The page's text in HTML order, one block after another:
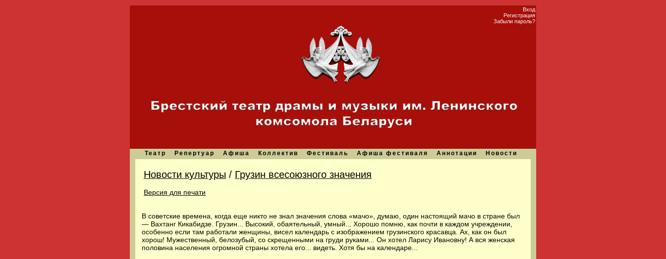
Вход
Регистрация
Забыли пароль?
Театр Репертуар Афиша Коллектив Фестиваль Афиша фестиваля Аннотации Новости
Новости культуры / Грузин всесоюзного значения
Версия для печати
В советские времена, когда еще никто не знал значения слова «мачо», думаю, один настоящий мачо в стране был
— Вахтанг Кикабидзе. Грузин... Высокий, обаятельный, умный... Хорошо помню, как почти в каждом учреждении,
особенно если там работали женщины, висел календарь с изображением грузинского красавца. Ах, как он был
хорош! Мужественный, белозубый, со скрещенными на груди руками... Он хотел Ларису Ивановну! А вся женская
половина населения огромной страны хотела его... видеть. Хотя бы на календаре...